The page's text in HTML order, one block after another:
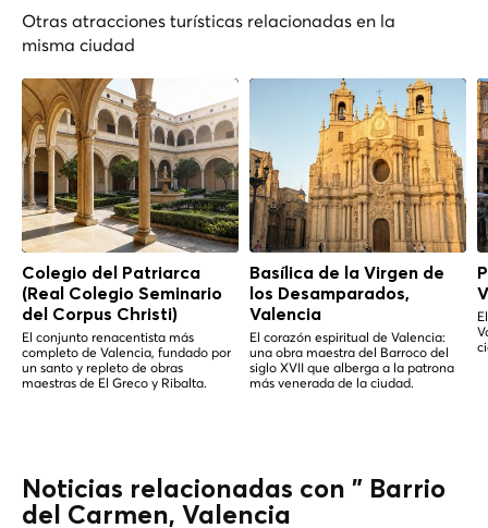
Otras atracciones turísticas relacionadas en la
misma ciudad
Colegio del Patriarca
(Real Colegio Seminario
del Corpus Christi)
El conjunto renacentista más
completo de Valencia, fundado por
un santo y repleto de obras
maestras de El Greco y Ribalta.
Basílica de la Virgen de
los Desamparados,
Valencia
El corazón espiritual de Valencia:
una obra maestra del Barroco del
siglo XVII que alberga a la patrona
más venerada de la ciudad.
Noticias relacionadas con " Barrio
del Carmen, Valencia